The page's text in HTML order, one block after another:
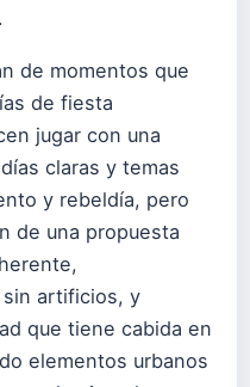
de momentos que
de fiesta
jugar con una
claras y temas
y rebeldía, pero
de una propuesta
artificios, y
que tiene cabida en
elementos urbanos